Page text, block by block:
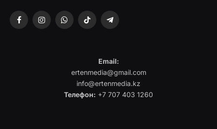
FacebookInstagramWhatsAppTikTok Telegram
Email:
ertenmedia@gmail.com
info@ertenmedia.kz
Телефон: +7 707 403 1260